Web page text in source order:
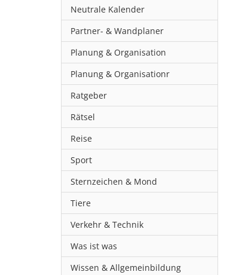
Neutrale Kalender
Partner- & Wandplaner
Planung & Organisation
Planung & Organisationr
Ratgeber
Rätsel
Reise
Sport
Sternzeichen & Mond
Tiere
Verkehr & Technik
Was ist was
Wissen & Allgemeinbildung